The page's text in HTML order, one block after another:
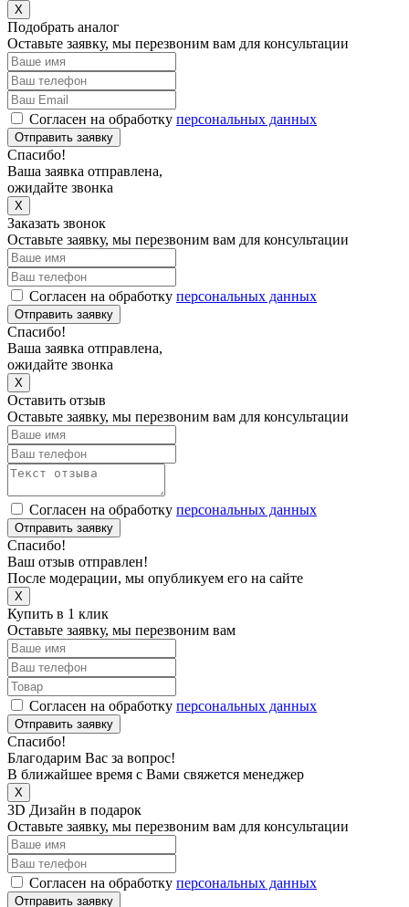
X
Подобрать аналог
Оставьте заявку, мы перезвоним вам для консультации
Согласен на обработку персональных данных
Отправить заявку
Спасибо!
Ваша заявка отправлена,
ожидайте звонка
X
Заказать звонок
Оставьте заявку, мы перезвоним вам для консультации
Согласен на обработку персональных данных
Отправить заявку
Спасибо!
Ваша заявка отправлена,
ожидайте звонка
X
Оставить отзыв
Оставьте заявку, мы перезвоним вам для консультации
Согласен на обработку персональных данных
Отправить заявку
Спасибо!
Ваш отзыв отправлен!
После модерации, мы опубликуем его на сайте
X
Купить в 1 клик
Оставьте заявку, мы перезвоним вам
Согласен на обработку персональных данных
Отправить заявку
Спасибо!
Благодарим Вас за вопрос!
В ближайшее время с Вами свяжется менеджер
X
3D Дизайн в подарок
Оставьте заявку, мы перезвоним вам для консультации
Согласен на обработку персональных данных
Отправить заявку